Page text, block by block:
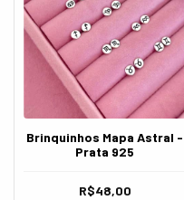
Brinquinhos Mapa Astral -
Prata 925
R$48,00